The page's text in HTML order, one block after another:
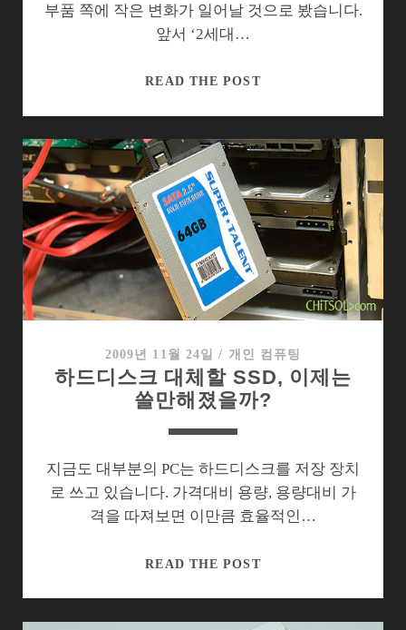
부품 쪽에 작은 변화가 일어날 것으로 봤습니다.
앞서 ‘2세대…
READ THE POST꿔
은
릿
자
루
될
뻔
한
스
턴
디
SATA3
2009년 11월 24일 / 개인 컴퓨팅
하드디스크 대체할 SSD, 이제는
쓸만해졌을까?
지금도 대부분의 PC는 하드디스크를 저장 장치
로 쓰고 있습니다. 가격대비 용량, 용량대비 가
격을 따져보면 이만큼 효율적인…
READ THE POST하